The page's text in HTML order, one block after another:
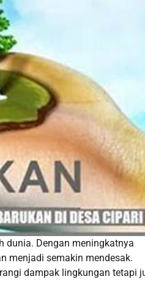
dunia. Dengan meningkatnya
menjadi semakin mendesak.
dampak lingkungan tetapi